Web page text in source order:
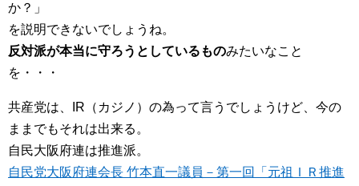
か？」
を説明できないでしょうね。
反対派が本当に守ろうとしているものみたいなこと
を・・・
共産党は、IR（カジノ）の為って言うでしょうけど、今の
ままでもそれは出来る。
自民大阪府連は推進派。
自民党大阪府連会長 竹本直一議員－第一回「元祖ＩＲ推進